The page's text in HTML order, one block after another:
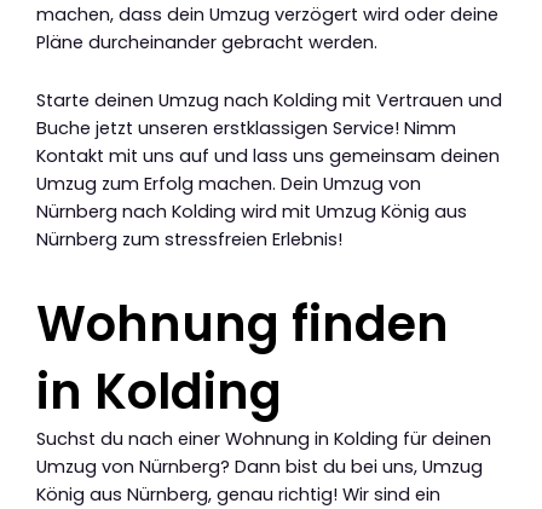
machen, dass dein Umzug verzögert wird oder deine
Pläne durcheinander gebracht werden.
Starte deinen Umzug nach Kolding mit Vertrauen und
Buche jetzt unseren erstklassigen Service! Nimm
Kontakt mit uns auf und lass uns gemeinsam deinen
Umzug zum Erfolg machen. Dein Umzug von
Nürnberg nach Kolding wird mit Umzug König aus
Nürnberg zum stressfreien Erlebnis!
Wohnung finden
in Kolding
Suchst du nach einer Wohnung in Kolding für deinen
Umzug von Nürnberg? Dann bist du bei uns, Umzug
König aus Nürnberg, genau richtig! Wir sind ein